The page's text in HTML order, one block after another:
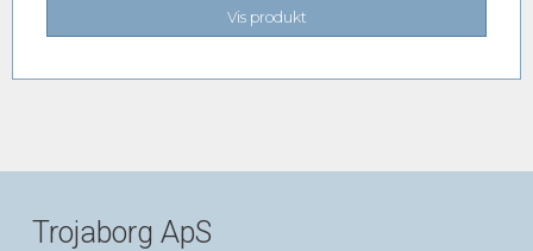
Vis produkt
Trojaborg ApS